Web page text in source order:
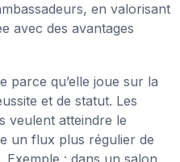
en valorisant
avec des avantages
parce qu’elle joue sur la
et de statut. Les
veulent atteindre le
un flux plus régulier de